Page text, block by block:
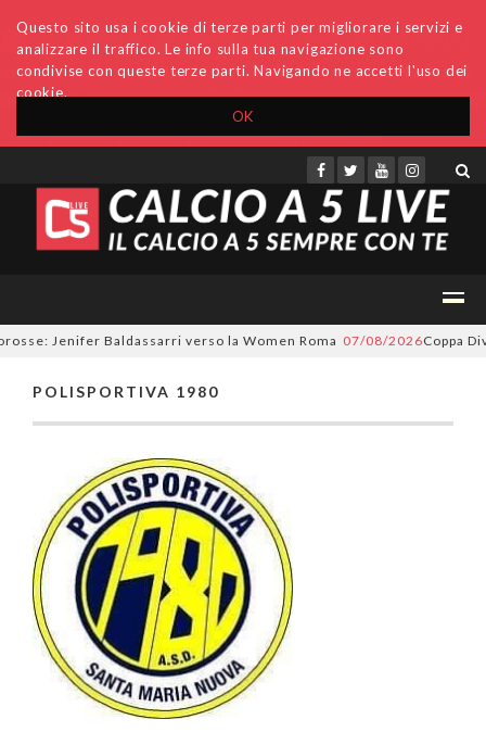
OK
Questo sito usa i cookie di terze parti per migliorare i servizi e
analizzare il traffico. Le info sulla tua navigazione sono
condivise con queste terze parti. Navigando ne accetti l'uso dei
cookie.
Accedi Archivio Invio comunicati Redazione
Jenifer Baldassarri verso la Women Roma 07/08/2026 Coppa
POLISPORTIVA 1980